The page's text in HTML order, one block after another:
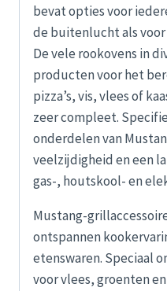
bevat opties voor
de buitenlucht als
De vele rookovens in
producten voor het
pizza’s, vis, vlees of
zeer compleet.
onderdelen van
veelzijdigheid en een
gas-, houtskool- en
Mustang-
ontspannen
etenswaren. Speciaal
voor vlees, groenten